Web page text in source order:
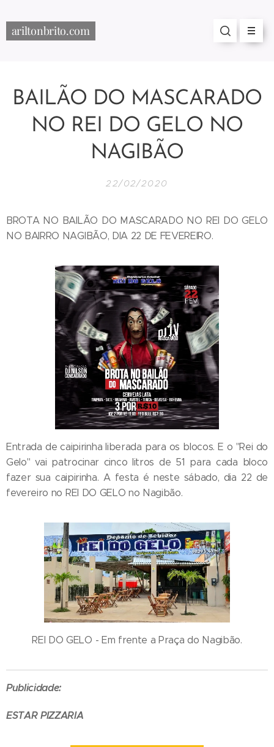
ariltonbrito.com
BAILÃO DO MASCARADO
NO REI DO GELO NO
NAGIBÃO
22/02/2020
BROTA NO BAILÃO DO MASCARADO NO REI DO GELO
NO BAIRRO NAGIBÃO, DIA 22 DE FEVEREIRO.
Entrada de caipirinha liberada para os blocos. E o "Rei do
Gelo" vai patrocinar cinco litros de 51 para cada bloco
fazer sua caipirinha. A festa é neste sábado, dia 22 de
fevereiro no REI DO GELO no Nagibão.
REI DO GELO - Em frente a Praça do Nagibão.
Publicidade:
ESTAR PIZZARIA